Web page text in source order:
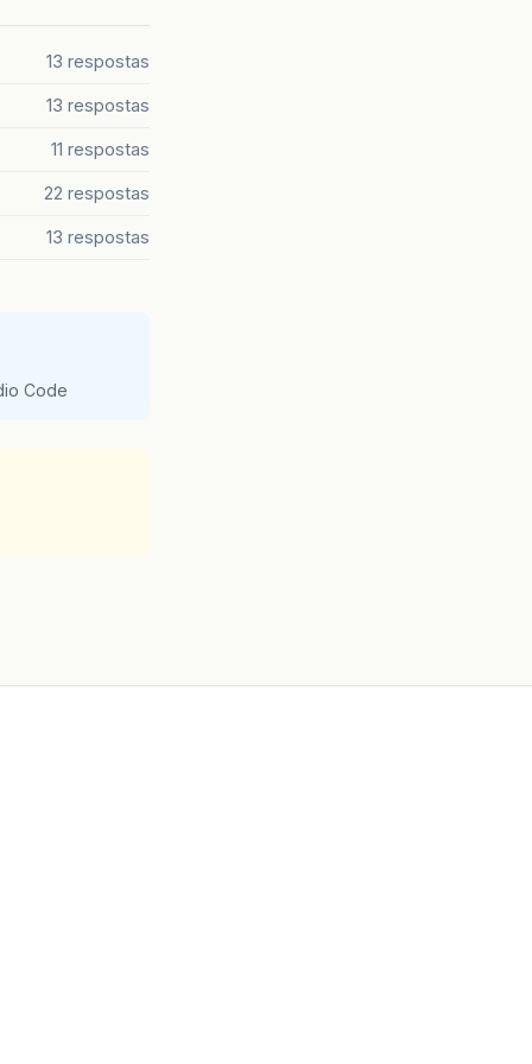
13 respostas
13 respostas
11 respostas
22 respostas
13 respostas
Code